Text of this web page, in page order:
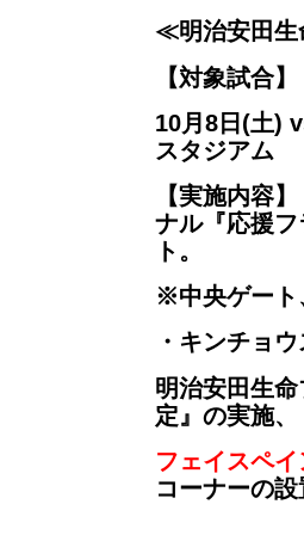
≪明治安田
【対象試合
10月8日(土)
スタジアム
【実施内容
ナル『応援
ト。
※中央ゲート
・キンチョ
明治安田生
定』の実施、
フェイスペ
コーナーの設